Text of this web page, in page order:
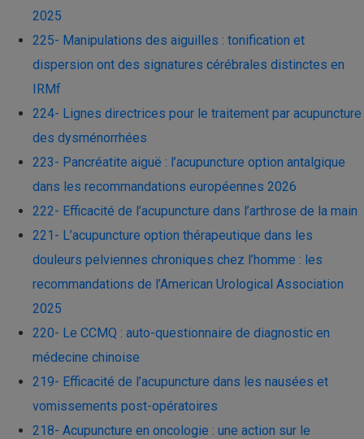
2025
225- Manipulations des aiguilles : tonification et
dispersion ont des signatures cérébrales distinctes en
IRMf
224- Lignes directrices pour le traitement par acupuncture
des dysménorrhées
223- Pancréatite aiguë : l’acupuncture option antalgique
dans les recommandations européennes 2026
222- Efficacité de l’acupuncture dans l’arthrose de la main
221- L’acupuncture option thérapeutique dans les
douleurs pelviennes chroniques chez l’homme : les
recommandations de l’American Urological Association
2025
220- Le CCMQ : auto-questionnaire de diagnostic en
médecine chinoise
219- Efficacité de l’acupuncture dans les nausées et
vomissements post-opératoires
218- Acupuncture en oncologie : une action sur le